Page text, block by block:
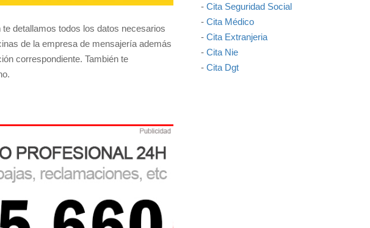
te detallamos todos los datos necesarios
de la empresa de mensajería además
correspondiente. También te
- Cita Seguridad Social
- Cita Médico
- Cita Extranjeria
- Cita Nie
- Cita Dgt